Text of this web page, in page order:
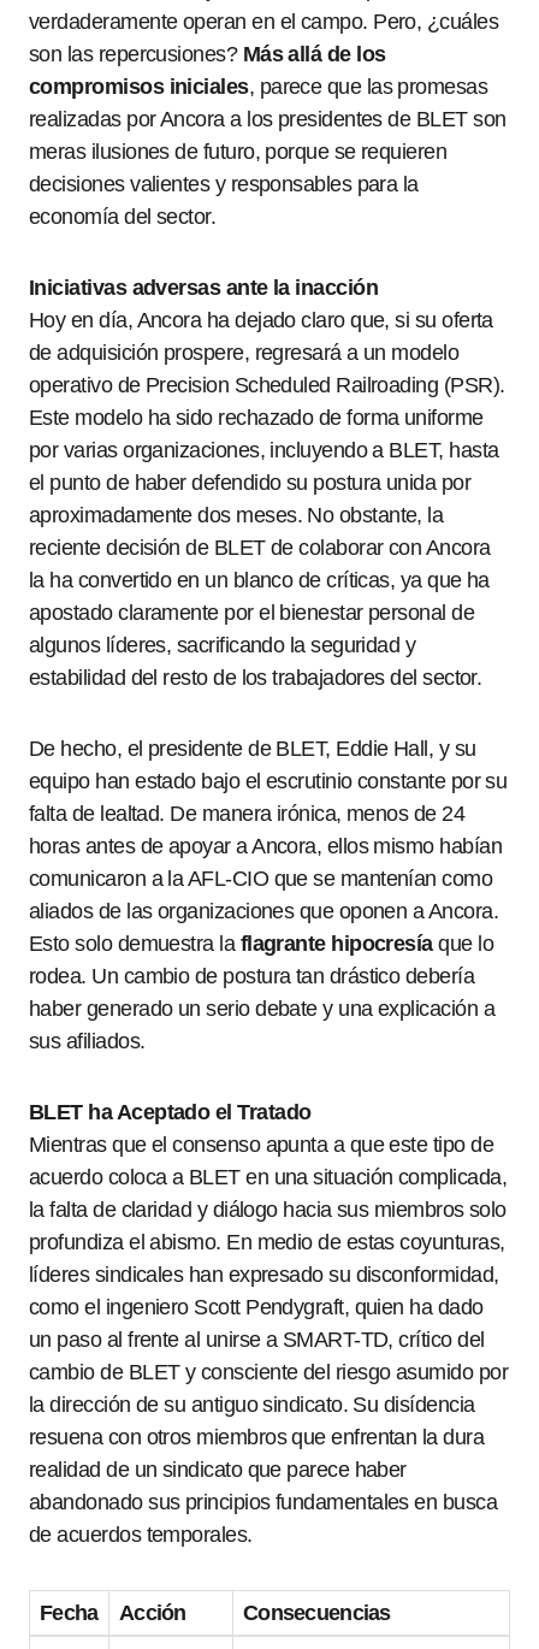
verdaderamente operan en el campo. Pero, ¿cuáles
son las repercusiones? Más allá de los
compromisos iniciales, parece que las promesas
realizadas por Ancora a los presidentes de BLET son
meras ilusiones de futuro, porque se requieren
decisiones valientes y responsables para la
economía del sector.
Iniciativas adversas ante la inacción
Hoy en día, Ancora ha dejado claro que, si su oferta
de adquisición prospere, regresará a un modelo
operativo de Precision Scheduled Railroading (PSR).
Este modelo ha sido rechazado de forma uniforme
por varias organizaciones, incluyendo a BLET, hasta
el punto de haber defendido su postura unida por
aproximadamente dos meses. No obstante, la
reciente decisión de BLET de colaborar con Ancora
la ha convertido en un blanco de críticas, ya que ha
apostado claramente por el bienestar personal de
algunos líderes, sacrificando la seguridad y
estabilidad del resto de los trabajadores del sector.
De hecho, el presidente de BLET, Eddie Hall, y su
equipo han estado bajo el escrutinio constante por su
falta de lealtad. De manera irónica, menos de 24
horas antes de apoyar a Ancora, ellos mismo habían
comunicaron a la AFL-CIO que se mantenían como
aliados de las organizaciones que oponen a Ancora.
Esto solo demuestra la flagrante hipocresíaque lo
rodea. Un cambio de postura tan drástico debería
haber generado un serio debate y una explicación a
sus afiliados.
BLET ha Aceptado el Tratado
Mientras que el consenso apunta a que este tipo de
acuerdo coloca a BLET en una situación complicada,
la falta de claridad y diálogo hacia sus miembros solo
profundiza el abismo. En medio de estas coyunturas,
líderes sindicales han expresado su disconformidad,
como el ingeniero Scott Pendygraft, quien ha dado
un paso al frente al unirse a SMART-TD, crítico del
cambio de BLET y consciente del riesgo asumido por
la dirección de su antiguo sindicato. Su disídencia
resuena con otros miembros que enfrentan la dura
realidad de un sindicato que parece haber
abandonado sus principios fundamentales en busca
de acuerdos temporales.
Fecha Acción Consecuencias